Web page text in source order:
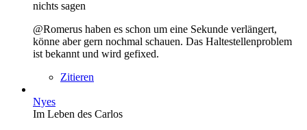
nichts sagen
@Romerus haben es schon um eine Sekunde verlängert,
könne aber gern nochmal schauen. Das Haltestellenproblem
ist bekannt und wird gefixed.
Zitieren
Nyes
Im Leben des Carlos